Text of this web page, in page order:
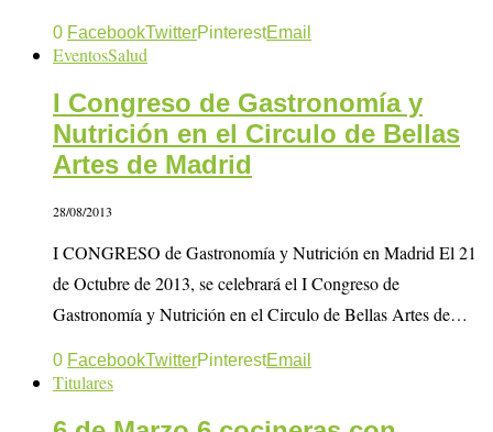
0 FacebookTwitterPinterestEmail
EventosSalud
I Congreso de Gastronomía y
Nutrición en el Circulo de Bellas
Artes de Madrid
28/08/2013
I CONGRESO de Gastronomía y Nutrición en Madrid El 21
de Octubre de 2013, se celebrará el I Congreso de
Gastronomía y Nutrición en el Circulo de Bellas Artes de…
0 FacebookTwitterPinterestEmail
Titulares